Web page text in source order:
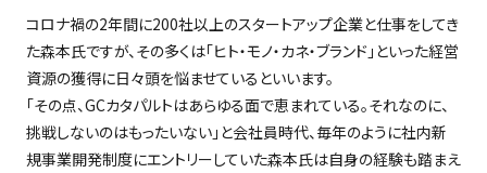
コロナ禍の2年間に200社以上のスタートアップ企業と仕事をしてき
た森本氏ですが、その多くは「ヒト・モノ・カネ・ブランド」といった経営
資源の獲得に日々頭を悩ませているといいます。
「その点、GCカタパルトはあらゆる面で恵まれている。それなのに、
挑戦しないのはもったいない」と会社員時代、毎年のように社内新
規事業開発制度にエントリーしていた森本氏は自身の経験も踏まえ